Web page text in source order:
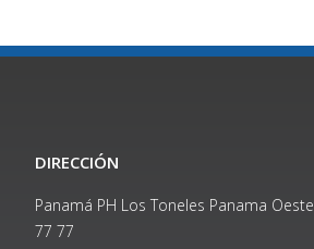
DIRECCIÓN
Panamá PH Los Toneles Panama Oeste
77 77